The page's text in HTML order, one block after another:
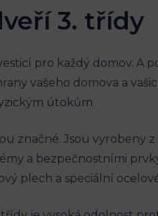
3. třídy
pro každý domov. A
vašeho domova a
útokům.
značné. Jsou vyrobeny
a bezpečnostními
plech a speciální